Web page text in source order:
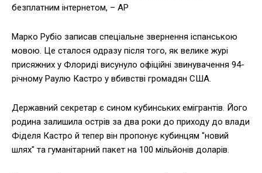
безплатним інтернетом, – AP
Марко Рубіо записав спеціальне звернення іспанською
мовою. Це сталося одразу після того, як велике журі
присяжних у Флориді висунуло офіційні звинувачення 94-
річному Раулю Кастро у вбивстві громадян США.
Державний секретар є сином кубинських емігрантів. Його
родина залишила острів за два роки до приходу до влади
Фіделя Кастро й тепер він пропонує кубинцям "новий
шлях" та гуманітарний пакет на 100 мільйонів доларів.